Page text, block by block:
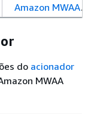
Amazon MWAA.
do acionador
MWAA